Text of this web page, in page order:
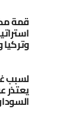
قمة
لسبب
يعتذر